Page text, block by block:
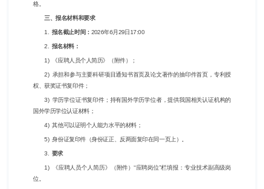
格。
三、报名材料和要求
1. 报名截止时间： 2026年6月29日17:00
2. 报名材料：
1) 《应聘人员个人简历》（附件）；
2) 承担和参与主要科研项目通知书首页及论文著作的抽印件首页，专利授
权、获奖证书复印件；
3) 学历学位证书复印件；持有国外学历学位者，提供我国相关认证机构的
国外学历学位认证材料；
4) 其他可以证明个人能力水平的材料；
5) 身份证复印件（身份证正、反两面复印在同一页上）。
3. 要求
1) 《应聘人员个人简历》（附件）“应聘岗位”栏填报：专业技术副高级岗
位。